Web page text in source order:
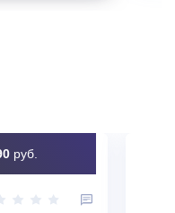
руб.